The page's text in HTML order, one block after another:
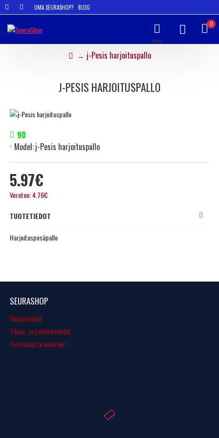
OMA SEURASHOP? BLOG
0
j-Pesis harjoituspallo
J-PESIS HARJOITUSPALLO
5.97€
Veroton: 4.76€
90
Model:j-Pesis harjoituspallo
TUOTETIEDOT
Harjoituspesäpallo
SEURASHOP
Yhteystiedot
Tilaus- ja toimitusehdot
Tietosuoja ja evästeet